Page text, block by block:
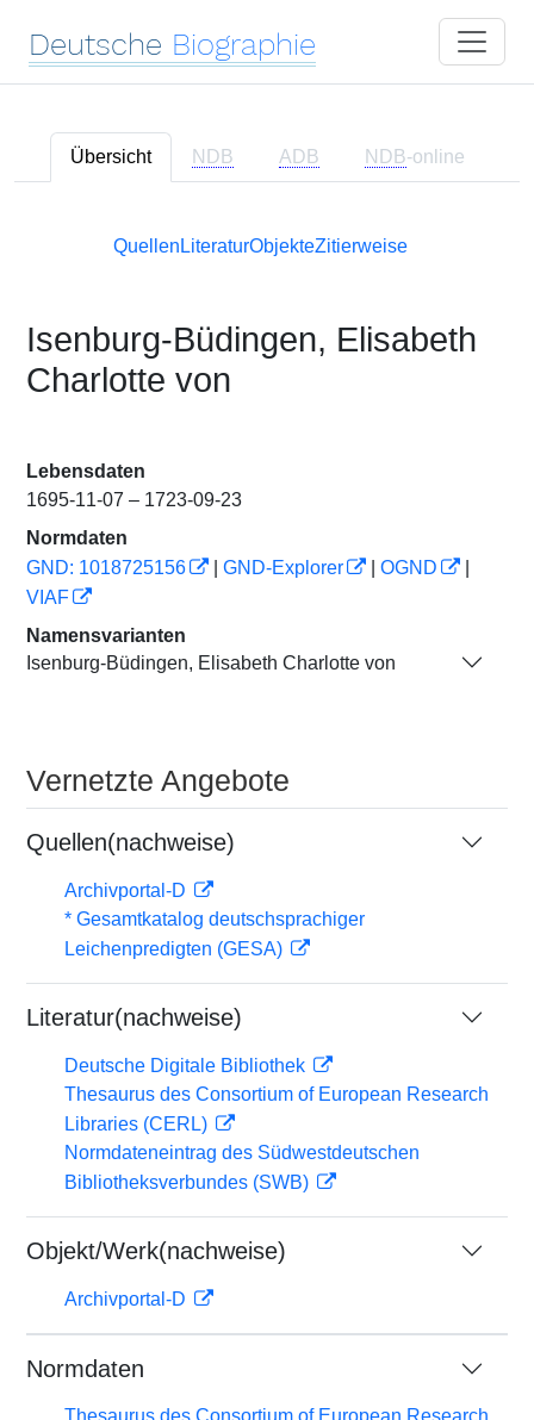
Deutsche Biographie
Übersicht NDB ADB NDB-online
Quellen LiteraturObjekteZitierweise
Isenburg-Büdingen, Elisabeth
Charlotte von
Lebensdaten
1695-11-07 – 1723-09-23
Normdaten
GND: 1018725156
GND-Explorer OGND
VIAF
Namensvarianten
Isenburg-Büdingen, Elisabeth Charlotte von
Vernetzte Angebote
Quellen(nachweise)
Archivportal-D
* Gesamtkatalog deutschsprachiger
Leichenpredigten (GESA)
Literatur(nachweise)
Deutsche Digitale Bibliothek
Thesaurus des Consortium of European Research
Libraries (CERL)
Normdateneintrag des Südwestdeutschen
Bibliotheksverbundes (SWB)
Objekt/Werk(nachweise)
Archivportal-D
Normdaten
Thesaurus des Consortium of European Research